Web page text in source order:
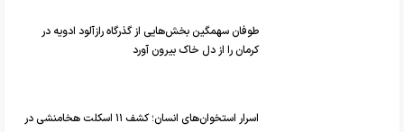
طوفان سهمگین بخش‌هایی از گذرگاه رازآلود ادویه در
کرمان را از دل خاک بیرون آورد
اسرار استخوان‌های انسان؛ کشف ۱۱ اسکلت هخامنشی در